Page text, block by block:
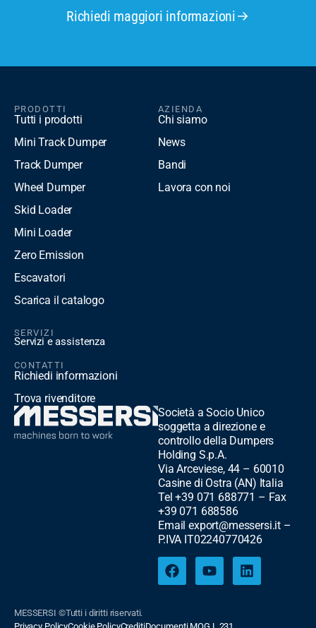
Richiedi maggiori informazioni
Società a Socio Unico
soggetta a direzione e
controllo della Dumpers
Holding S.p.A.
Via Arceviese, 44 – 60010
Casine di Ostra (AN) Italia
Tel +39 071 688771 – Fax
+39 071 688586
Email export@messersi.it –
P.IVA IT02240770426
PRODOTTI
Tutti i prodotti
Mini Track Dumper
Track Dumper
Wheel Dumper
Skid Loader
Mini Loader
Zero Emission
Escavatori
Scarica il catalogo
AZIENDA
Chi siamo
News
Bandi
Lavora con noi
SERVIZI
Servizi e assistenza
CONTATTI
Richiedi informazioni
Trova rivenditore
MESSERSI ©Tutti i diritti riservati.